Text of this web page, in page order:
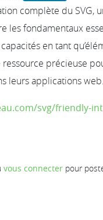
complète du SVG,
les fondamentaux
en tant
ressource précieuse
leurs applications web.
svg/friendly-
vous connecter pour